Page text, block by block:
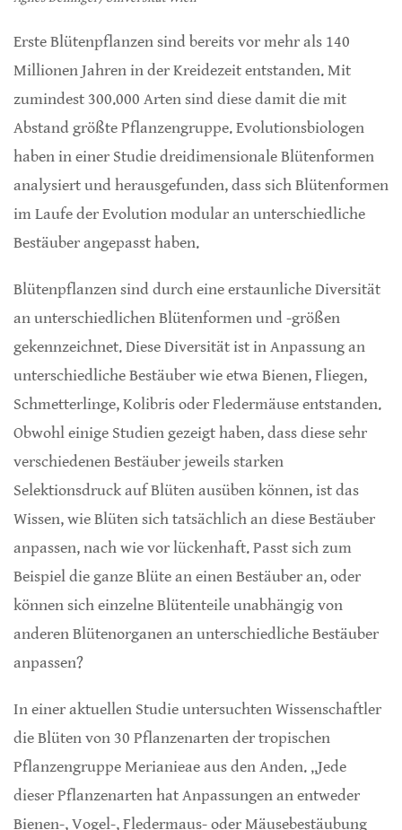
Erste Blütenpflanzen sind bereits vor mehr als 140
Millionen Jahren in der Kreidezeit entstanden. Mit
zumindest 300.000 Arten sind diese damit die mit
Abstand größte Pflanzengruppe. Evolutionsbiologen
haben in einer Studie dreidimensionale Blütenformen
analysiert und herausgefunden, dass sich Blütenformen
im Laufe der Evolution modular an unterschiedliche
Bestäuber angepasst haben.
Blütenpflanzen sind durch eine erstaunliche Diversität
an unterschiedlichen Blütenformen und -größen
gekennzeichnet. Diese Diversität ist in Anpassung an
unterschiedliche Bestäuber wie etwa Bienen, Fliegen,
Schmetterlinge, Kolibris oder Fledermäuse entstanden.
Obwohl einige Studien gezeigt haben, dass diese sehr
verschiedenen Bestäuber jeweils starken
Selektionsdruck auf Blüten ausüben können, ist das
Wissen, wie Blüten sich tatsächlich an diese Bestäuber
anpassen, nach wie vor lückenhaft. Passt sich zum
Beispiel die ganze Blüte an einen Bestäuber an, oder
können sich einzelne Blütenteile unabhängig von
anderen Blütenorganen an unterschiedliche Bestäuber
anpassen?
In einer aktuellen Studie untersuchten Wissenschaftler
die Blüten von 30 Pflanzenarten der tropischen
Pflanzengruppe Merianieae aus den Anden. „Jede
dieser Pflanzenarten hat Anpassungen an entweder
Bienen-, Vogel-, Fledermaus- oder Mäusebestäubung